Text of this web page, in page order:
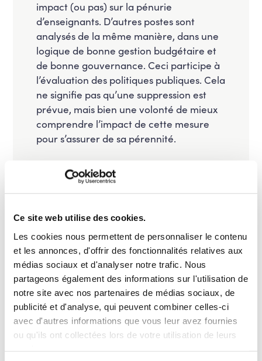
Ce site web utilise des cookies.
Les cookies nous permettent de personnaliser le contenu
et les annonces, d'offrir des fonctionnalités relatives aux
médias sociaux et d'analyser notre trafic. Nous
partageons également des informations sur l'utilisation de
notre site avec nos partenaires de médias sociaux, de
publicité et d'analyse, qui peuvent combiner celles-ci
avec d'autres informations que vous leur avez fournies
ou qu'ils ont collectées lors de votre utilisation de leurs
impact (ou pas) sur la pénurie
d’enseignants. D’autres postes sont
analysés de la même manière, dans une
logique de bonne gestion budgétaire et
de bonne gouvernance. Ceci participe à
l’évaluation des politiques publiques. Cela
ne signifie pas qu’une suppression est
prévue, mais bien une volonté de mieux
comprendre l’impact de cette mesure
pour s’assurer de sa pérennité.
Plus de charge de travail ?
Le gouvernement aspire au contraire à
d’une part à un choc de
administrative; et d’autre part, àplus
d’autonomiepour les équipes
éducatives.
Cela se fera en partenariat avec les
acteurs de terrain. Parmi les mesures
phares :
Les exigences en matière de